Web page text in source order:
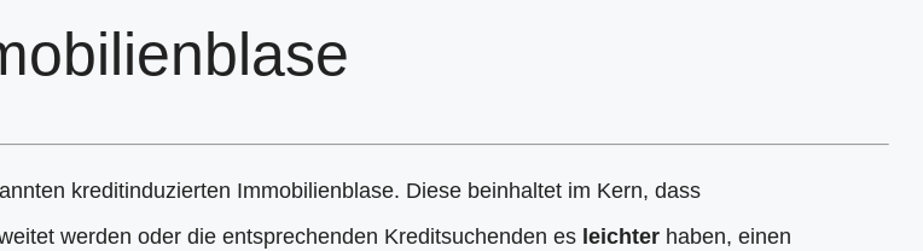
kreditinduzierten Immobilienblase. Diese beinhaltet im Kern, dass
werden oder die entsprechenden Kreditsuchenden es leichter haben, einen